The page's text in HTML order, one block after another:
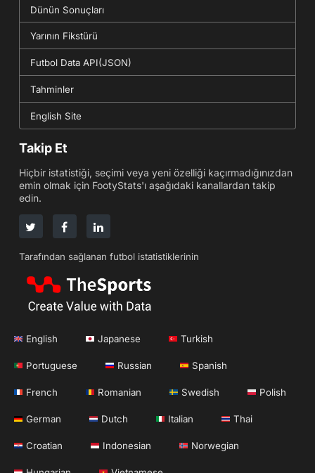
Dünün Sonuçları
Yarının Fikstürü
Futbol Data API(JSON)
Tahminler
English Site
Takip Et
Hiçbir istatistiği, seçimi veya yeni özelliği kaçırmadığınızdan
emin olmak için FootyStats'ı aşağıdaki kanallardan takip
edin.
Tarafından sağlanan futbol istatistiklerinin
English Japanese Turkish
Portuguese Russian Spanish
French Romanian Swedish Polish
German Dutch Italian Thai
Croatian Indonesian Norwegian